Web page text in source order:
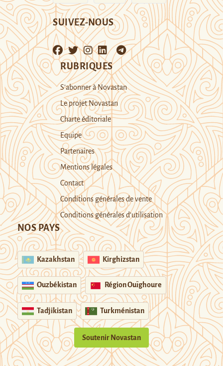
SUIVEZ-NOUS
RUBRIQUES
S’abonner à Novastan
Le projet Novastan
Charte éditoriale
Equipe
Partenaires
Mentions légales
Contact
Conditions générales de vente
Conditions générales d’utilisation
NOS PAYS
Kazakhstan Kirghizstan
Ouzbékistan Région Ouïghoure
Tadjikistan Turkménistan
Soutenir Novastan